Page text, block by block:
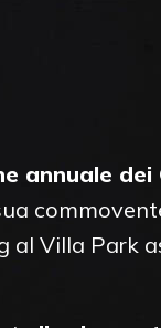
annuale dei
al Villa Park